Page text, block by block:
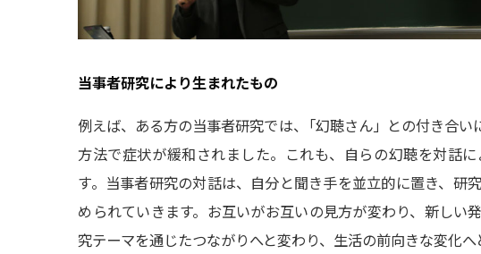
当事者研究により生まれたもの
例えば、ある方の当事者研究では、 「幻聴さん」との付き合
方法で症状が緩和されました。これも、自らの幻聴を対話
す。当事者研究の対話は、自分と聞き手を並立的に置き、研
められていきます。お互いがお互いの見方が変わり、新しい
究テーマを通じたつながりへと変わり、生活の前向きな変化へ